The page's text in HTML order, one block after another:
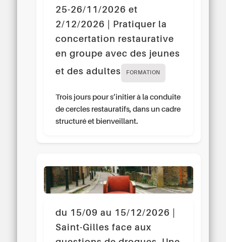
25-26/11/2026 et
2/12/2026 | Pratiquer la
concertation restaurative
en groupe avec des jeunes
et des adultes
FORMATION
Trois jours pour s’initier à la conduite
de cercles restauratifs, dans un cadre
structuré et bienveillant.
du 15/09 au 15/12/2026 |
Saint-Gilles face aux